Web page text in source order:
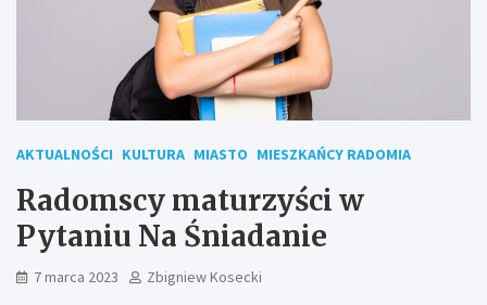
AKTUALNOŚCI KULTURA MIASTO MIESZKAŃCY RADOMIA
Radomscy maturzyści w
Pytaniu Na Śniadanie
7 marca 2023 Zbigniew Kosecki